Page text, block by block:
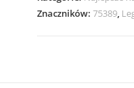
Falcon
Znaczników: 75389,